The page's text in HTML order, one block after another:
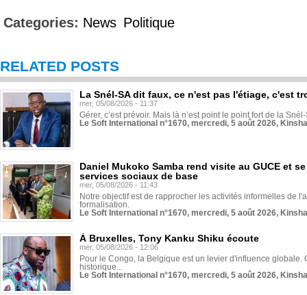
Categories: News Politique
RELATED POSTS
La Snél-SA dit faux, ce n'est pas l'étiage, c'est
mer, 05/08/2026 - 11:37
Gérer, c’est prévoir. Mais là n’est point le point fort de la
Le Soft International n°1670, mercredi, 5 août 2026,
Daniel Mukoko Samba rend visite au GUCE et
services sociaux de base
mer, 05/08/2026 - 11:43
Notre objectif est de rapprocher les activités informelles de
formalisation.
Le Soft International n°1670, mercredi, 5 août 2026,
À Bruxelles, Tony Kanku Shiku écoute
mer, 05/08/2026 - 12:06
Pour le Congo, la Belgique est un levier d'influence globale.
historique...
Le Soft International n°1670, mercredi, 5 août 2026,